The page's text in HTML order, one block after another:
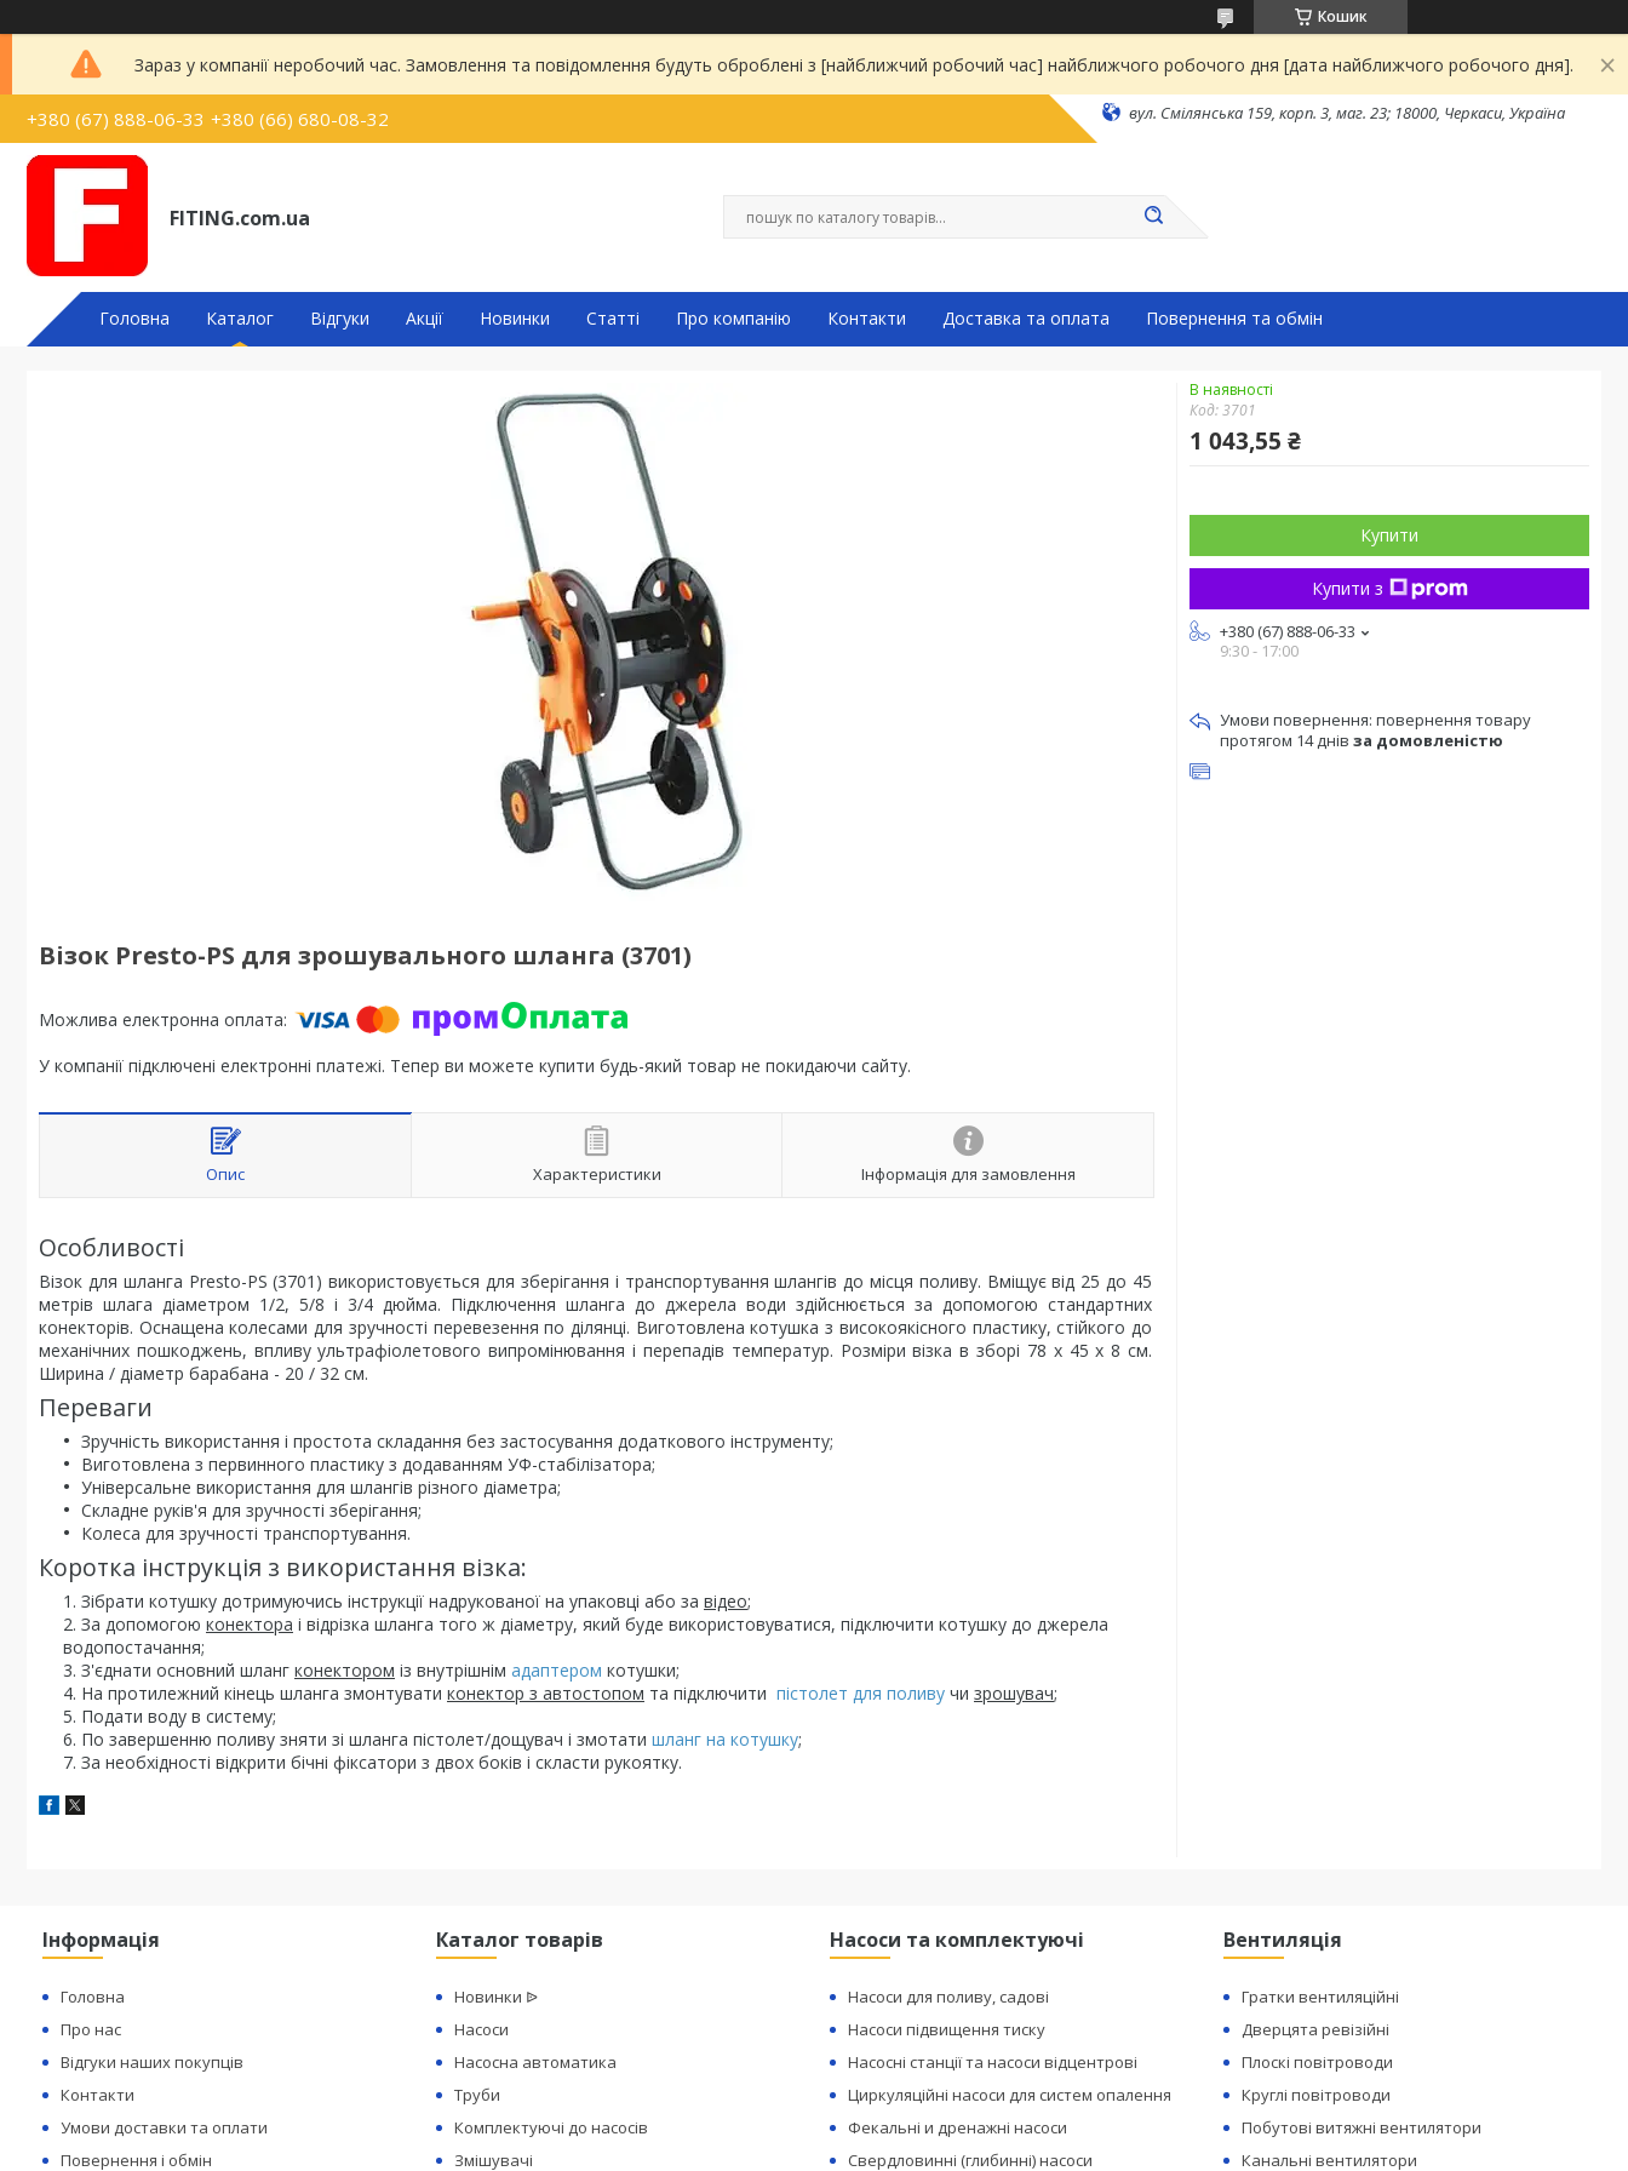
Кошик
Зараз у компанії неробочий час. Замовлення та повідомлення будуть оброблені з [найближчий робочий час] найближчого робочого дня [дата найближчого робочого дня].
+380 (67) 888-06-33 +380 (66) 680-08-32 вул. Смілянська 159, корп. 3, маг. 23; 18000, Черкаси, Україна
FITING.com.ua
Головна Каталог Відгуки Акції Новинки Статті Про компанію Контакти Доставка та оплата Повернення та обмін
Візок Presto-PS для зрошувального шланга (3701)
У компанії підключені електронні платежі. Тепер ви можете купити будь-який товар не покидаючи сайту.
Опис Характеристики Інформація для замовлення
Особливості
Візок для шланга Presto-PS (3701) використовується для зберігання і транспортування шлангів до місця поливу. Вміщує від 25 до 45
метрів шлага діаметром 1/2, 5/8 і 3/4 дюйма. Підключення шланга до джерела води здійснюється за допомогою стандартних
конекторів. Оснащена колесами для зручності перевезення по ділянці. Виготовлена котушка з високоякісного пластику, стійкого до
механічних пошкоджень, впливу ультрафіолетового випромінювання і перепадів температур. Розміри візка в зборі 78 х 45 х 8 см.
Ширина / діаметр барабана - 20 / 32 см.
Переваги
Зручність використання і простота складання без застосування додаткового інструменту;
Виготовлена з первинного пластику з додаванням УФ-стабілізатора;
Універсальне використання для шлангів різного діаметра;
Складне руків'я для зручності зберігання;
Колеса для зручності транспортування.
Коротка інструкція з використання візка:
Зібрати котушку дотримуючись інструкції надрукованої на упаковці або за відео;
За допомогою конектора і відрізка шланга того ж діаметру, який буде використовуватися, підключити котушку до джерела
водопостачання;
З'єднати основний шланг конектором із внутрішнім адаптером котушки;
На протилежний кінець шланга змонтувати конектор з автостопом та підключити пістолет для поливу чи зрошувач;
Подати воду в систему;
По завершенню поливу зняти зі шланга пістолет/дощувач і змотати шланг на котушку;
За необхідності відкрити бічні фіксатори з двох боків і скласти рукоятку.
В наявності
Код:3701
1 043,55 ₴
Купити
Купити з
+380 (67) 888-06-33
9:30 - 17:00
повернення товару
протягом 14 днів за домовленістю
Інформація
Головна
Про нас
Відгуки наших покупців
Контакти
Умови доставки та оплати
Повернення і обмін
Каталог товарів
Новинки ᐉ
Насоси
Насосна автоматика
Труби
Комплектуючі до насосів
Змішувачі
Насоси та комплектуючі
Насоси для поливу, садові
Насоси підвищення тиску
Насосні станції та насоси відцентрові
Циркуляційні насоси для систем опалення
Фекальні и дренажні насоси
Свердловинні (глибинні) насоси
Вентиляція
Гратки вентиляційні
Дверцята ревізійні
Плоскі повітроводи
Круглі повітроводи
Побутові витяжні вентилятори
Канальні вентилятори